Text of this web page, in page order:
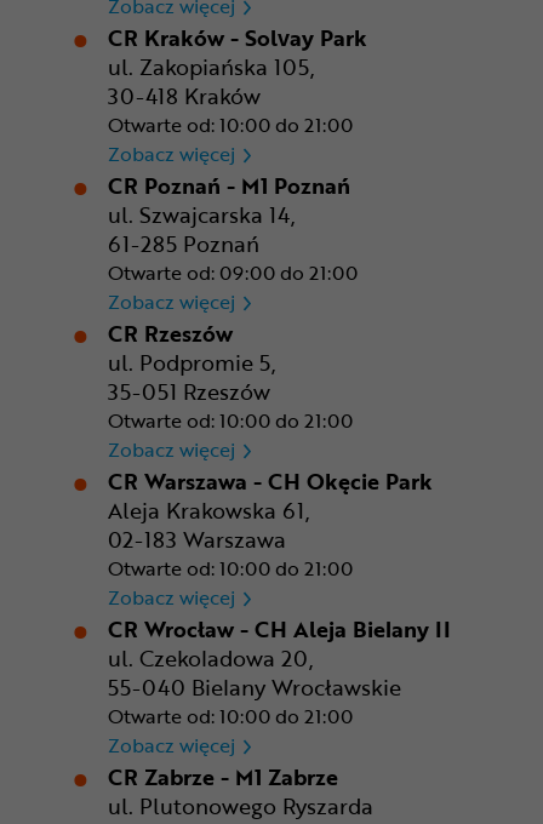
Zobacz więcej
CR Kraków - Solvay Park
ul. Zakopiańska 105,
30-418 Kraków
Otwarte od: 10:00 do 21:00
Zobacz więcej CR Kraków - Solvay Park
CR Poznań - M1 Poznań
ul. Szwajcarska 14,
61-285 Poznań
Otwarte od: 09:00 do 21:00
Zobacz więcej CR Poznań - M1 Poznań
CR Rzeszów
ul. Podpromie 5,
35-051 Rzeszów
Otwarte od: 10:00 do 21:00
Zobacz więcej CR Rzeszów
CR Warszawa - CH Okęcie Park
Aleja Krakowska 61,
02-183 Warszawa
Otwarte od: 10:00 do 21:00
Zobacz więcej CR Warszawa - CH Okęcie
CR Wrocław - CH Aleja Bielany II
ul. Czekoladowa 20,
55-040 Bielany Wrocławskie
Otwarte od: 10:00 do 21:00
Zobacz więcej CR Wrocław - CH Aleja
CR Zabrze - M1 Zabrze
ul. Plutonowego Ryszarda